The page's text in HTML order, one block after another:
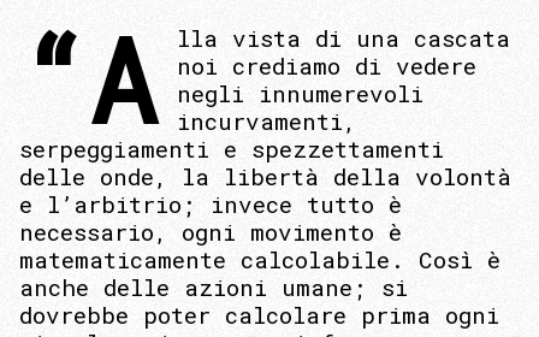
“A
lla vista di una cascata
noi crediamo di vedere
negli innumerevoli
incurvamenti,
serpeggiamenti e spezzettamenti
delle onde, la libertà della volontà
e l’arbitrio; invece tutto è
necessario, ogni movimento è
matematicamente calcolabile. Così è
anche delle azioni umane; si
dovrebbe poter calcolare prima ogni